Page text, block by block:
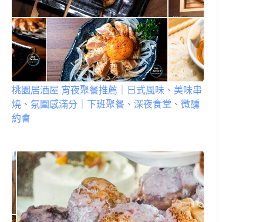
桃園居酒屋 宵夜聚餐推薦｜日式風味、美味串
燒、氛圍感滿分｜下班聚餐、深夜食堂、微醺
約會